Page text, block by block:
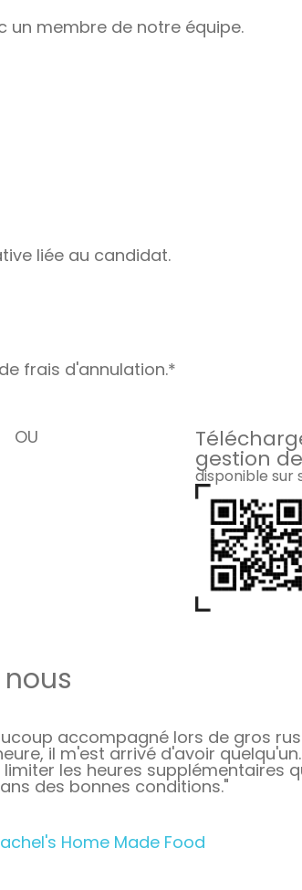
un membre de notre équipe.
liée au candidat.
frais d'annulation.*
OU
gestion
disponible
accompagné lors de gros
il m'est arrivé d'avoir
les heures supplémentaires
des bonnes conditions."
Home Made Food